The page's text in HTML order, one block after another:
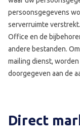
persoonsgegevens
serverruimte
Office en de
andere bestanden.
mailing dienst,
doorgegeven aan de
Direct